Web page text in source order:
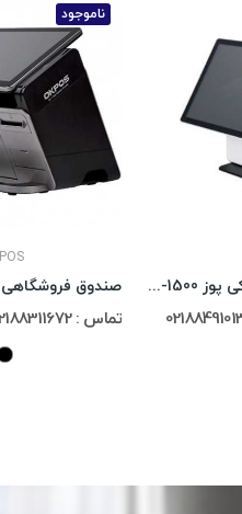
ناموجود
صندوق فروشگاهی OKPOS W-156
تماس : 02188311672-02188491013
صندوق فروشگاهی اوکی پوز OKPOS Z-1500